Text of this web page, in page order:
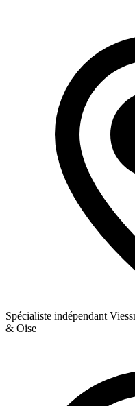
Spécialiste indépendant
& Oise